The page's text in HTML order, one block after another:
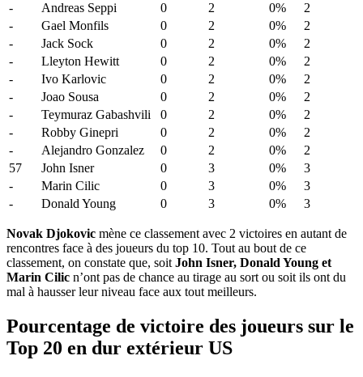
-
Andreas Seppi 0 2 0%
2
-
Gael Monfils 0 2 0%
2
-
Jack Sock 0 2 0%
2
-
Lleyton Hewitt 0 2 0%
2
-
Ivo Karlovic 0 2 0%
2
-
Joao Sousa 0 2 0%
2
-
Teymuraz Gabashvili 0 2 0%
2
-
Robby Ginepri 0 2 0%
2
-
Alejandro Gonzalez 0 2 0%
2
57
John Isner 0 3 0%
3
-
Marin Cilic 0 3 0%
3
-
Donald Young 0 3 0% 3
Novak Djokovic mène ce classement avec 2 victoires en autant de
rencontres face à des joueurs du top 10. Tout au bout de ce
classement, on constate que, soitJohn Isner, Donald Young et
Marin Cilic n’ont pas de chance au tirage au sort ou soit ils ont du
mal à hausser leur niveau face aux tout meilleurs.
Pourcentage de victoire des joueurs sur le
Top 20 en dur extérieur US